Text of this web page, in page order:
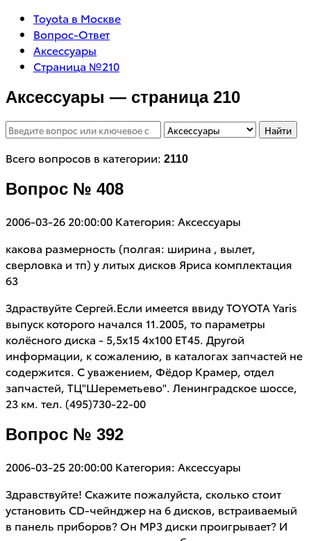
Toyota в Москве
Вопрос-Ответ
Аксессуары
Страница №210
Аксессуары — страница 210
Найти
Всего вопросов в категории: 2110
Вопрос № 408
2006-03-26 20:00:00 Категория: Аксессуары
какова размерность (полгая: ширина , вылет,
сверловка и тп) у литых дисков Яриса комплектация
63
Здраствуйте Сергей.Если имеется ввиду TOYOTA Yaris
выпуск которого начался 11.2005, то параметры
колёсного диска - 5,5х15 4х100 ЕТ45. Другой
информации, к сожалению, в каталогах запчастей не
содержится. С уважением, Фёдор Крамер, отдел
запчастей, ТЦ"Шереметьево". Ленинградское шоссе,
23 км. тел. (495)730-22-00
Вопрос № 392
2006-03-25 20:00:00 Категория: Аксессуары
Здравствуйте! Скажите пожалуйста, сколько стоит
установить CD-чейнджер на 6 дисков, встраиваемый
в панель приборов? Он MP3 диски проигрывает? И